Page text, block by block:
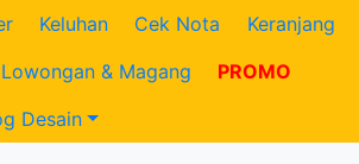
Keluhan Cek Nota
Keranjang
Lowongan & Magang
PROMO
Desain